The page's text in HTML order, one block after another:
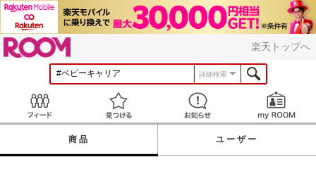
楽天トップへ
詳細検索
見つける お知らせ
商品 ユーザー